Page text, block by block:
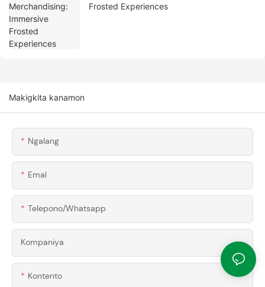
Frosted Experiences
Makigkita kanamon
Ngalang
Emal
Telepono/whatsapp
Kompaniya
Kontento